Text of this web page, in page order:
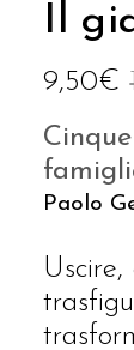
Il
9,50€
Paolo